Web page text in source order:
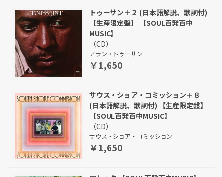
トゥーサン＋２ (日本語解説、歌詞付)
【生産限定盤】 【SOUL百発百中
MUSIC】
（CD）
アラン・トゥーサン
￥1,650
サウス・ショア・コミッション＋８
(日本語解説、歌詞付) 【生産限定盤】
【SOUL百発百中MUSIC】
（CD）
サウス・ショア・コミッション
￥1,650